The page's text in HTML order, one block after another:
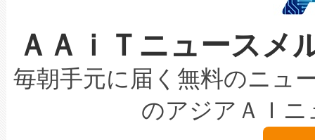
取得できる可能性もあります
設には、3億～4億ドルかか
最高経営責任者（CEO）であ
す。「当社のfully-connected
ームを利用すれば、6,000万
限を超えて利用可能な電力容
持できるよう貢献します。こ
ービスレベル契約（SLA）違
テリー性能の劣化によるダウ
念は、現在データセンターが
なレーザースポットにより、
な環境下でも豊かなディテー
キロメートル範囲を検出
LiDAR for Inspections,
は1535 nmレーザーを搭載。
ＡＡｉＴニュース
毎朝手元に届く無料のニュ
のアジアＡＩ